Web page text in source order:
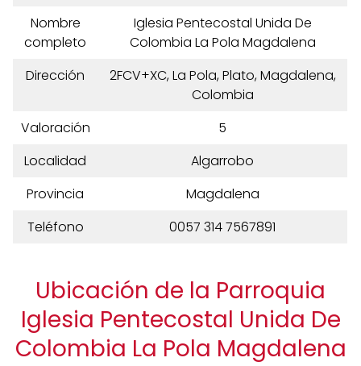
Nombre
completo
Iglesia Pentecostal Unida De
Colombia La Pola Magdalena
Dirección
2FCV+XC, La Pola, Plato, Magdalena,
Colombia
Valoración
5
Localidad
Algarrobo
Provincia
Magdalena
Teléfono
0057 314 7567891
Ubicación de la Parroquia
Iglesia Pentecostal Unida De
Colombia La Pola Magdalena